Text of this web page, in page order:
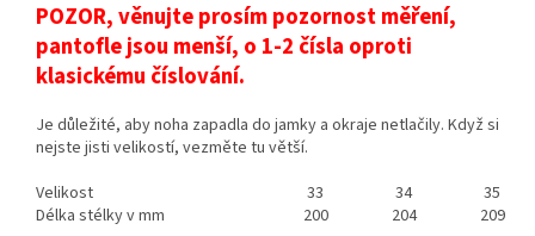
POZOR, věnujte prosím pozornost měření,
pantofle jsou menší, o 1-2 čísla oproti
klasickému číslování.
Je důležité, aby noha zapadla do jamky a okraje netlačily. Když si
nejste jisti velikostí, vezměte tu větší.
Velikost
33 34
35
Délka stélky v mm
200 204 209